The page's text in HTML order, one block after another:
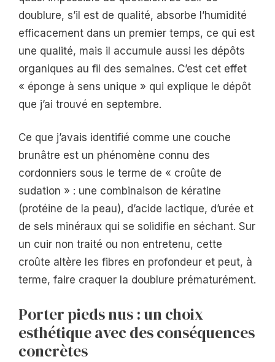
doublure, s’il est de qualité, absorbe l’humidité
efficacement dans un premier temps, ce qui est
une qualité, mais il accumule aussi les dépôts
organiques au fil des semaines. C’est cet effet
« éponge à sens unique » qui explique le dépôt
que j’ai trouvé en septembre.
Ce que j’avais identifié comme une couche
brunâtre est un phénomène connu des
cordonniers sous le terme de « croûte de
sudation » : une combinaison de kératine
(protéine de la peau), d’acide lactique, d’urée et
de sels minéraux qui se solidifie en séchant. Sur
un cuir non traité ou non entretenu, cette
croûte altère les fibres en profondeur et peut, à
terme, faire craquer la doublure prématurément.
Porter pieds nus : un choix
esthétique avec des conséquences
concrètes